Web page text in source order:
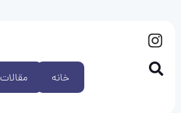
مقالات خانه